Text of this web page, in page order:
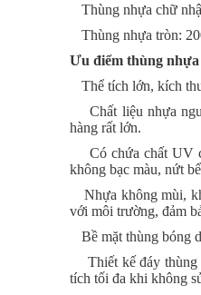
- Thùng nhựa chữ
- Thùng nhựa tròn:
Ưu điểm thùng
- Thể tích lớn, kích
- Chất liệu nhựa
hàng rất lớn.
- Có chứa chất UV
không bạc màu, nứt
- Nhựa không mùi,
với môi trường, đảm
- Bề mặt thùng bóng
- Thiết kế đáy thùng
tích tối đa khi không